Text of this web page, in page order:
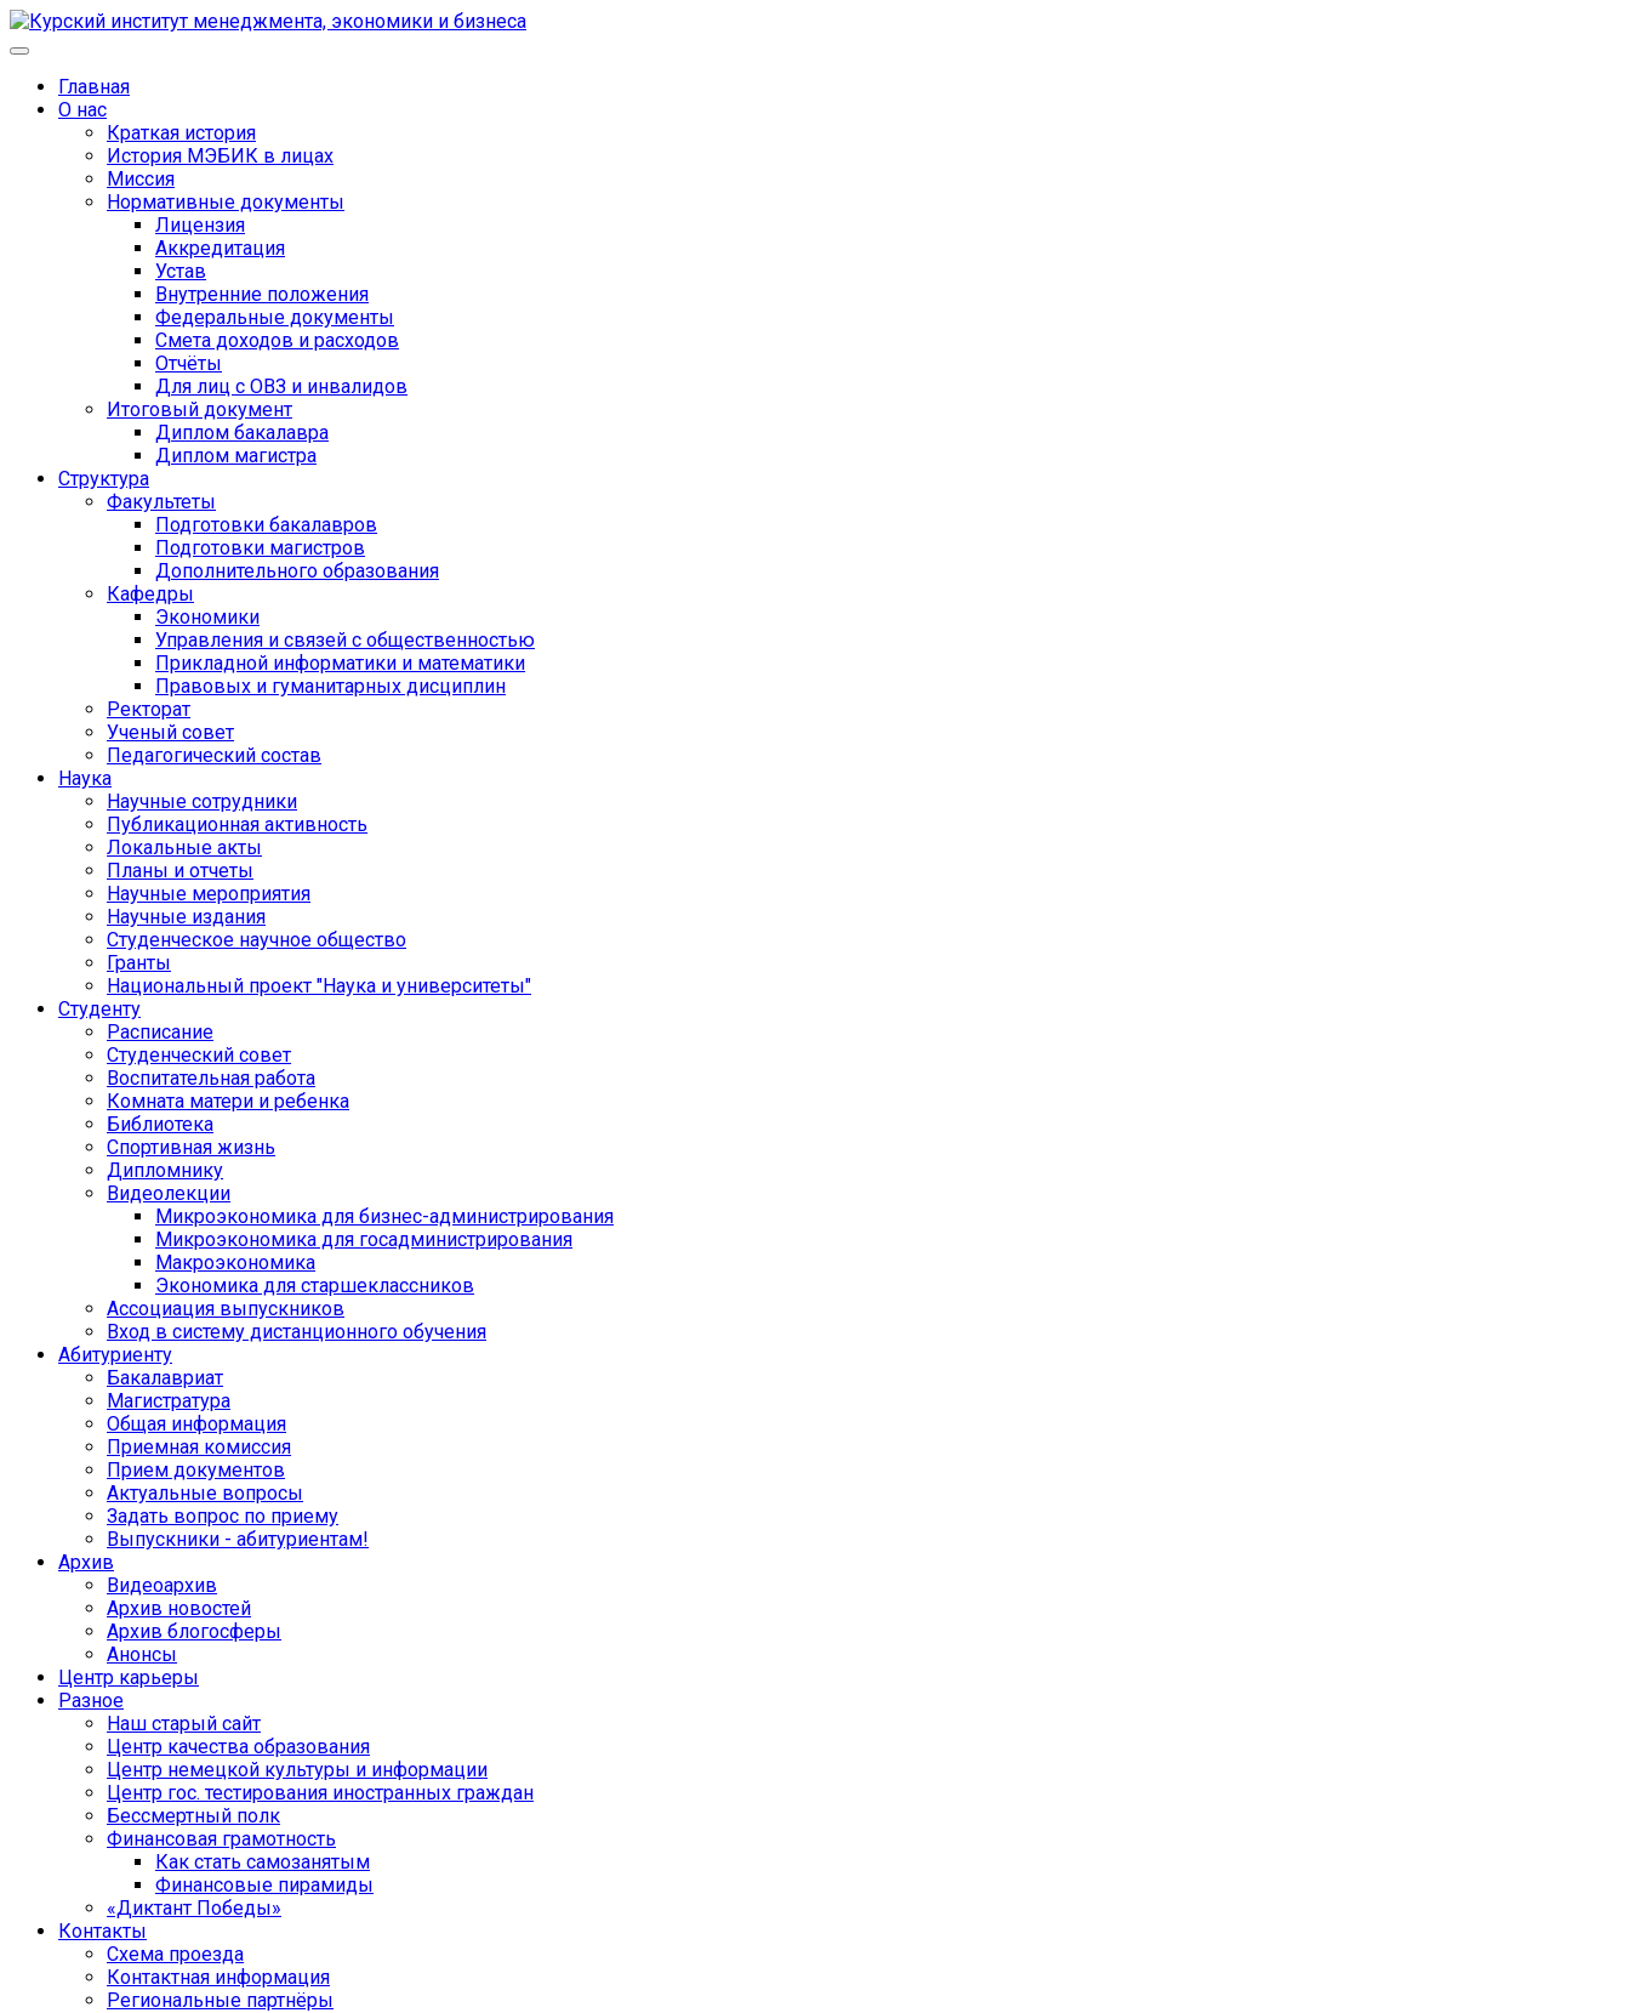
Главная
О нас
Краткая история
История МЭБИК в лицах
Миссия
Нормативные документы
Лицензия
Аккредитация
Устав
Внутренние положения
Федеральные документы
Смета доходов и расходов
Отчёты
Для лиц с ОВЗ и инвалидов
Итоговый документ
Диплом бакалавра
Диплом магистра
Структура
Факультеты
Подготовки бакалавров
Подготовки магистров
Дополнительного образования
Кафедры
Экономики
Управления и связей с общественностью
Прикладной информатики и математики
Правовых и гуманитарных дисциплин
Ректорат
Ученый совет
Педагогический состав
Наука
Научные сотрудники
Публикационная активность
Локальные акты
Планы и отчеты
Научные мероприятия
Научные издания
Студенческое научное общество
Гранты
Национальный проект "Наука и университеты"
Студенту
Расписание
Студенческий совет
Воспитательная работа
Комната матери и ребенка
Библиотека
Спортивная жизнь
Дипломнику
Видеолекции
Микроэкономика для бизнес-администрирования
Микроэкономика для госадминистрирования
Макроэкономика
Экономика для старшеклассников
Ассоциация выпускников
Вход в систему дистанционного обучения
Абитуриенту
Бакалавриат
Магистратура
Общая информация
Приемная комиссия
Прием документов
Актуальные вопросы
Задать вопрос по приему
Выпускники - абитуриентам!
Архив
Видеоархив
Архив новостей
Архив блогосферы
Анонсы
Центр карьеры
Разное
Наш старый сайт
Центр качества образования
Центр немецкой культуры и информации
Центр гос. тестирования иностранных граждан
Бессмертный полк
Финансовая грамотность
Как стать самозанятым
Финансовые пирамиды
«Диктант Победы»
Контакты
Схема проезда
Контактная информация
Региональные партнёры